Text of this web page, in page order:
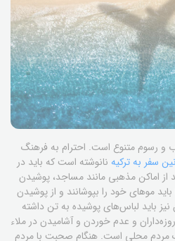
و رسوم متنوع است. احترام به فرهنگ
سفر به ترکیه نانوشته است که باید در
از اماکن مذهبی مانند مساجد، پوشیدن
موهای خود را بپوشانند و از پوشیدن
نیز باید لباس‌های پوشیده به تن داشته
و عدم خوردن و آشامیدن در ملاء
مردم محلی است. هنگام صحبت با مردم